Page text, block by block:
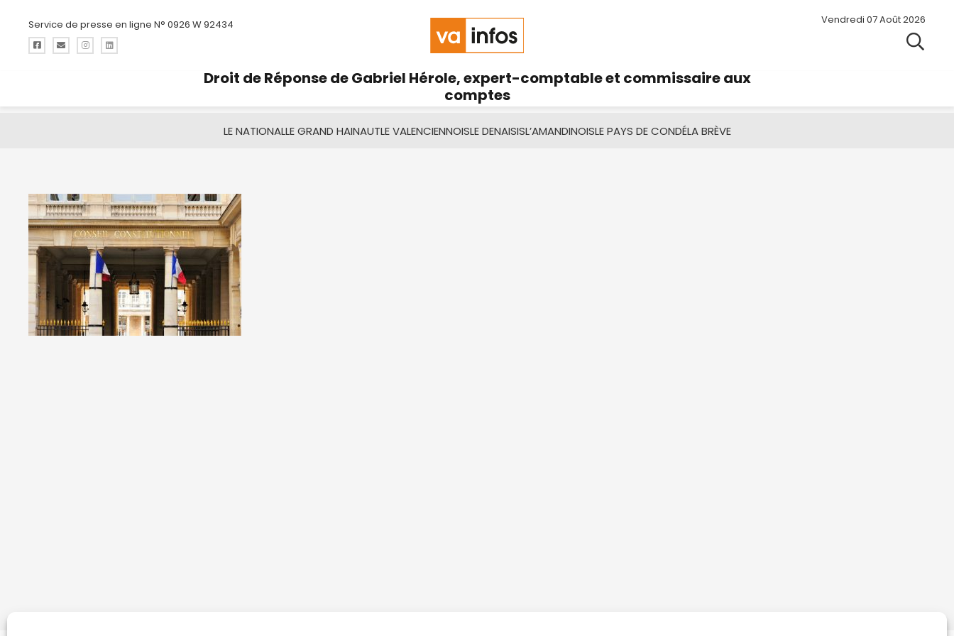
Service de presse en ligne N° 0926 W 92434 Vendredi 07 Août 2026
Droit de Réponse de Gabriel Hérole, expert-comptable et commissaire aux
comptes
LE NATIONALLE GRAND HAINAUTLE VALENCIENNOISLE DENAISISL’AMANDINOISLE PAYS DE CONDÉLA BRÈVE